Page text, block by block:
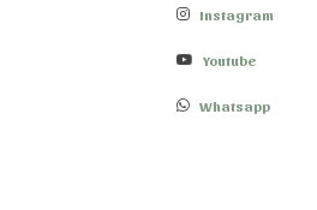
Instagram
Youtube
Whatsapp